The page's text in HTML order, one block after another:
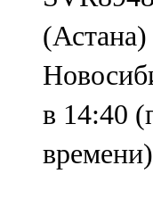
103,0 FM
Чүпрәле
91,0 FM
102,3 FM
в 14:40
времени)